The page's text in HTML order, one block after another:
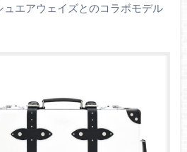
エアウェイズとのコラボモデル